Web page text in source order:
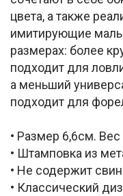
цвета, а также
имитирующие
размерах: более
подходит для
а меньший
подходит для
• Размер 6,6см. Вес
• Штамповка из
• Не содержит
• Классический